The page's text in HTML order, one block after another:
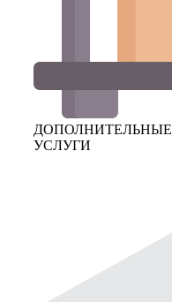
ДОПОЛНИТЕЛЬНЫЕ
УСЛУГИ